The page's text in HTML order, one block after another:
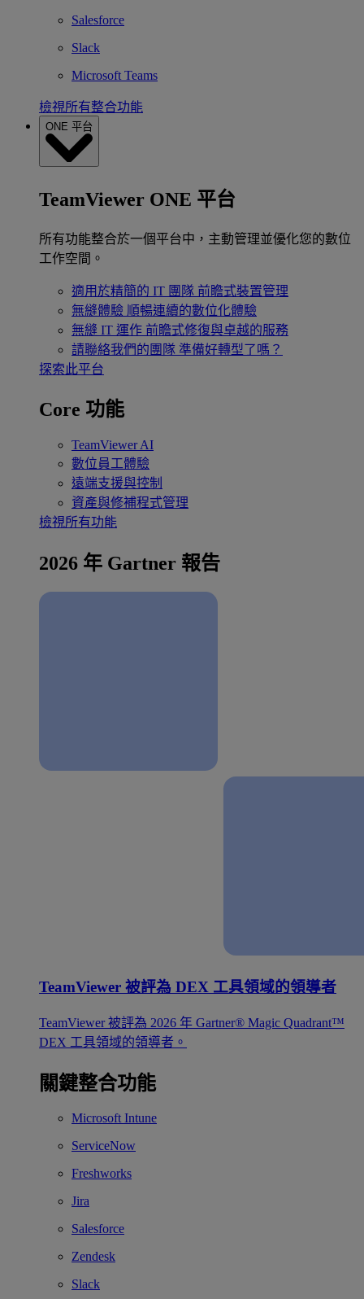
Salesforce
Slack
Microsoft Teams
檢視所有整合功能
ONE 平台
TeamViewer ONE 平台
所有功能整合於一個平台中，主動管理並優化您的數位
工作空間。
適用於精簡的 IT 團隊 前瞻式裝置管理
無縫體驗 順暢連續的數位化體驗
無縫 IT 運作 前瞻式修復與卓越的服務
請聯絡我們的團隊 準備好轉型了嗎？
探索此平台
Core 功能
TeamViewer AI
數位員工體驗
遠端支援與控制
資產與修補程式管理
檢視所有功能
2026 年 Gartner 報告
TeamViewer 被評為 DEX 工具領域的領導者
TeamViewer 被評為 2026 年 Gartner® Magic Quadrant™
DEX 工具領域的領導者。
關鍵整合功能
Microsoft Intune
ServiceNow
Freshworks
Jira
Salesforce
Zendesk
Slack